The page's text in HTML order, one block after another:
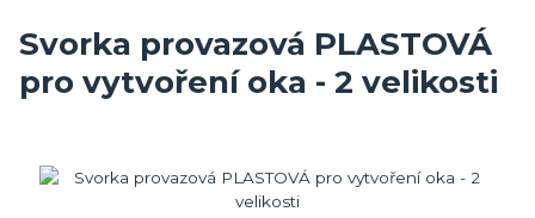
Svorka provazová PLASTOVÁ
pro vytvoření oka - 2 velikosti